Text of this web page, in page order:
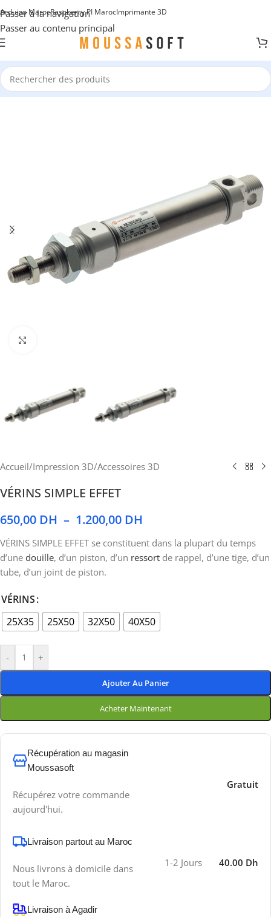
Passer à la navigation
Passer au contenu principal
Arduino MarocRaspberry PI MarocImprimante 3D
Accueil/Impression 3D/Accessoires 3D
VÉRINS SIMPLE EFFET
650,00 DH – 1.200,00 DH
VÉRINS SIMPLE EFFET se constituent dans la plupart du temps
d’une douille, d’un piston, d’un ressort de rappel, d’une tige, d’un
tube, d’un joint de piston.
VÉRINS
25X35
25X50 32X50 40X50
- +
Ajouter Au Panier
Acheter Maintenant
Récupération au magasin
Moussasoft
Récupérez votre commande
aujourd'hui.
Gratuit
Livraison partout au Maroc
Nous livrons à domicile dans
tout le Maroc.
1-2 Jours 40.00 Dh
Livraison à Agadir